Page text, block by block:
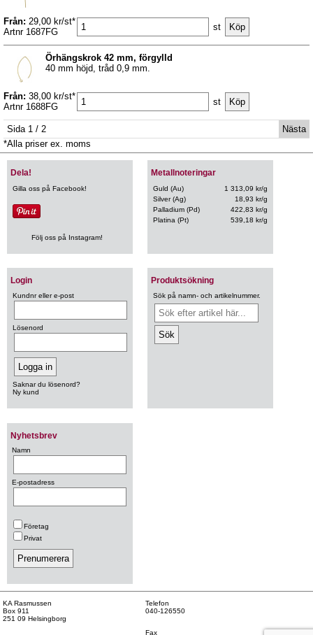
Från: 29,00 kr/st*
Artnr 1687FG
st
Örhängskrok 42 mm, förgylld
40 mm höjd, tråd 0,9 mm.
Från: 38,00 kr/st*
Artnr 1688FG
st
Sida 1 / 2
Nästa
*Alla priser ex. moms
Metallnoteringar
Guld (Au)
1 313,09 kr/g
Silver (Ag)
18,93 kr/g
Palladium (Pd)
422,83 kr/g
Platina (Pt)
539,18 kr/g
Login
Kundnr eller e-post
Lösenord
Saknar du lösenord?
Ny kund
Produktsökning
Sök på namn- och artikelnummer.
Nyhetsbrev
Namn
E-postadress
Företag
Privat
Dela!
Gilla oss på Facebook!
Följ oss på Instagram!
KA Rasmussen
Box 911
251 09 Helsingborg
Telefon
040-126550
Fax